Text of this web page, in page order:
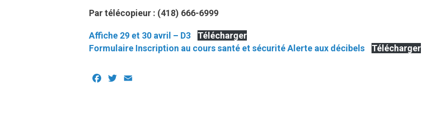
Par télécopieur : (418) 666-6999
Affiche 29 et 30 avril – D3
Télécharger
Formulaire Inscription au cours santé et sécurité Alerte aux décibels
Télécharger
Facebook
Twitter